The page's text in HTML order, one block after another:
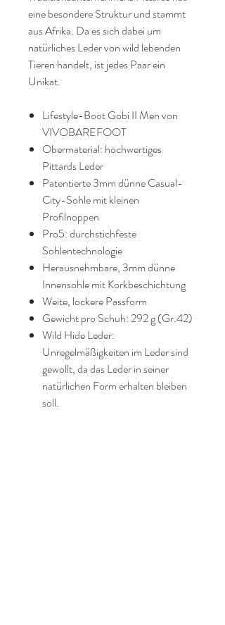
eine besondere Struktur und stammt
aus Afrika. Da es sich dabei um
natürliches Leder von wild lebenden
Tieren handelt, ist jedes Paar ein
Unikat.
Lifestyle-Boot Gobi II Men von
VIVOBAREFOOT
Obermaterial: hochwertiges
Pittards Leder
Patentierte 3mm dünne Casual-
City-Sohle mit kleinen
Profilnoppen
Pro5: durchstichfeste
Sohlentechnologie
Herausnehmbare, 3mm dünne
Innensohle mit Korkbeschichtung
Weite, lockere Passform
Gewicht pro Schuh: 292 g (Gr.42)
Wild Hide Leder:
Unregelmäßigkeiten im Leder sind
gewollt, da das Leder in seiner
natürlichen Form erhalten bleiben
soll.